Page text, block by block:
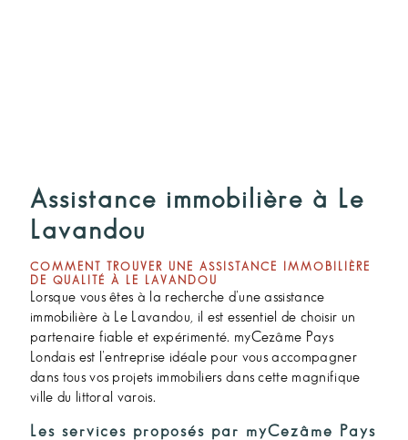
Assistance immobilière à Le
Lavandou
COMMENT TROUVER UNE ASSISTANCE IMMOBILIÈRE
DE QUALITÉ À LE LAVANDOU
Lorsque vous êtes à la recherche d'une assistance
immobilière à Le Lavandou, il est essentiel de choisir un
partenaire fiable et expérimenté. myCezâme Pays
Londais est l'entreprise idéale pour vous accompagner
dans tous vos projets immobiliers dans cette magnifique
ville du littoral varois.
Les services proposés par myCezâme Pays